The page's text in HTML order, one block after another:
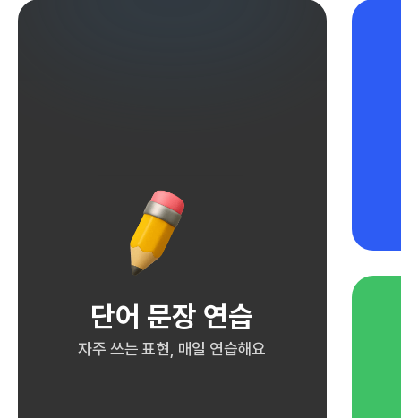
단어 문장 연습
자주 쓰는 표현, 매일 연습해요